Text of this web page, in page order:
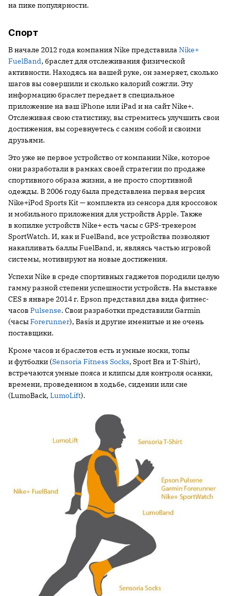
на пике популярности.
Спорт
В начале 2012 года компания Nike представила Nike+
FuelBand, браслет для отслеживания физической
активности. Находясь на вашей руке, он замеряет, сколько
шагов вы совершили и сколько калорий сожгли. Эту
информацию браслет передает в специальное
приложение на ваш iPhone или iPad и на сайт Nike+.
Отслеживая свою статистику, вы стремитесь улучшить свои
достижения, вы соревнуетесь с самим собой и своими
друзьями.
Это уже не первое устройство от компании Nike, которое
они разработали в рамках своей стратегии по продаже
спортивного образа жизни, а не просто спортивной
одежды. В 2006 году была представлена первая версия
Nike+iPod Sports Kit — комплекта из сенсора для кроссовок
и мобильного приложения для устройств Apple. Также
в копилке устройств Nike+ есть часы с GPS-трекером
SportWatch. И, как и FuelBand, все устройства позволяют
накапливать баллы FuelBand, и, являясь частью игровой
системы, мотивируют на новые достижения.
Успехи Nike в среде спортивных гаджетов породили целую
гамму разной степени успешности устройств. На выставке
CES в январе 2014 г. Epson представил два вида фитнес-
часов Pulsense. Свои разработки представили Garmin
(часыForerunner), Basis и другие именитые и не очень
поставщики.
Кроме часов и браслетов есть и умные носки, топы
и футболки (Sensoria Fitness Socks, Sport Bra и T-Shirt),
встречаются умные пояса и клипсы для контроля осанки,
времени, проведенном в ходьбе, сидении или сне
(LumoBack, LumoLift).